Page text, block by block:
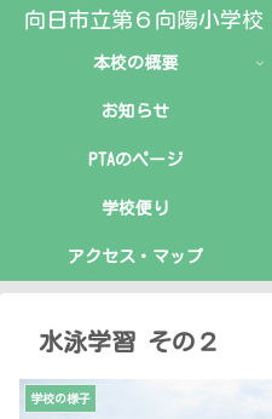
向日市立第６向陽小学校
本校の概要
お知らせ
PTAのページ
学校便り
アクセス・マップ
水泳学習 その２
学校の様子